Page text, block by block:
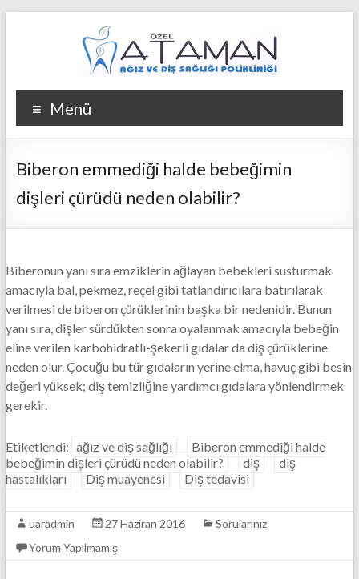
Ataman
Ağız
ve
Diş
Kliniği
Ağız
ve
Diş
Kliniği
Menü
Biberon emmediği halde bebeğimin
dişleri çürüdü neden olabilir?
Biberonun yanı sıra emziklerin ağlayan bebekleri susturmak
amacıyla bal, pekmez, reçel gibi tatlandırıcılara batırılarak
verilmesi de biberon çürüklerinin başka bir nedenidir. Bunun
yanı sıra, dişler sürdükten sonra oyalanmak amacıyla bebeğin
eline verilen karbohidratlı-şekerli gıdalar da diş çürüklerine
neden olur. Çocuğu bu tür gıdaların yerine elma, havuç gibi besin
değeri yüksek; diş temizliğine yardımcı gıdalara yönlendirmek
gerekir.
Etiketlendi: ağız ve diş sağlığı
Biberon emmediği halde
bebeğimin dişleri çürüdü neden olabilir?
diş
diş
hastalıkları
Diş muayenesi Diş tedavisi
uaradmin 27 Haziran 2016
Sorularınız
Yorum Yapılmamış